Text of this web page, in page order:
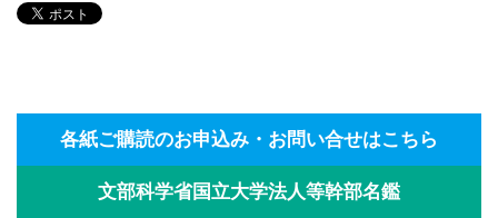
各紙ご購読のお申込み・お問い合せはこちら
文部科学省国立大学法人等幹部名鑑